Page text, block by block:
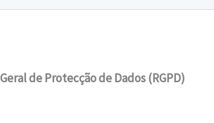
de Protecção de Dados (RGPD)